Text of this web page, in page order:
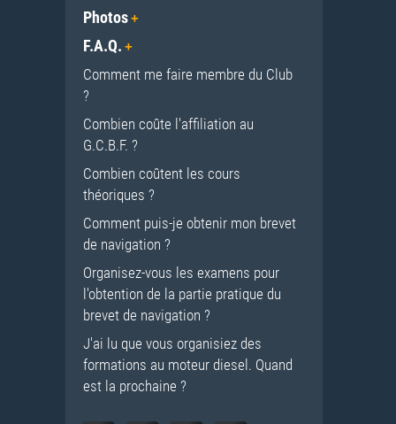
Photos
F.A.Q.
Comment me faire membre du Club
?
Combien coûte l'affiliation au
G.C.B.F. ?
Combien coûtent les cours
théoriques ?
Comment puis-je obtenir mon brevet
de navigation ?
Organisez-vous les examens pour
l'obtention de la partie pratique du
brevet de navigation ?
J'ai lu que vous organisiez des
formations au moteur diesel. Quand
est la prochaine ?